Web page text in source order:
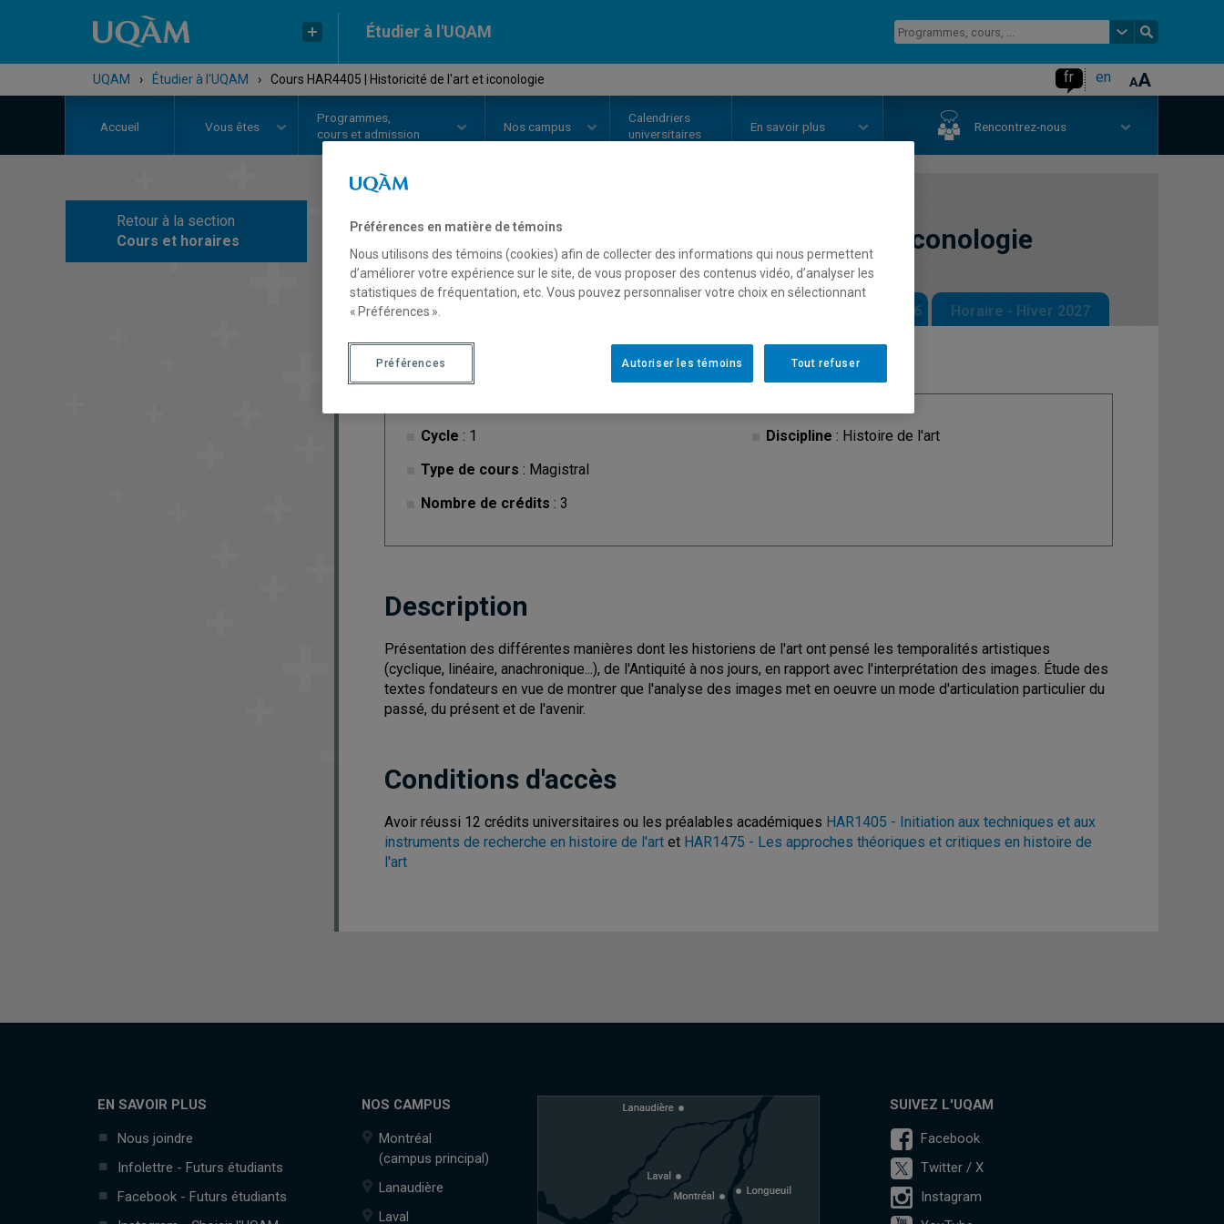
Étudier à l'UQAM
UQAM › Étudier à l'UQAM › Cours HAR4405 | Historicité de l'art et iconologie fr en
Accueil Vous êtes
Programmes,
cours et admission
Nos campus
Calendriers
universitaires
En savoir plus Rencontrez-nous
Retour à la section
Cours et horaires
COURS// HAR4405 Historicité de l'art et iconologie
Description Horaire - Automne 2026 Horaire - Hiver 2027
Cycle : 1
Type de cours : Magistral
Nombre de crédits : 3
Discipline : Histoire de l'art
Description
Présentation des différentes manières dont les historiens de l'art ont pensé les temporalités artistiques
(cyclique, linéaire, anachronique...), de l'Antiquité à nos jours, en rapport avec l'interprétation des images. Étude des
textes fondateurs en vue de montrer que l'analyse des images met en oeuvre un mode d'articulation particulier du
passé, du présent et de l'avenir.
Conditions d'accès
Avoir réussi 12 crédits universitaires ou les préalables académiques HAR1405 - Initiation aux techniques et aux
instruments de recherche en histoire de l'art et HAR1475 - Les approches théoriques et critiques en histoire de
l'art
EN SAVOIR PLUS
Nous joindre
Infolettre - Futurs étudiants
Facebook - Futurs étudiants
NOS CAMPUS
Montréal
(campus principal)
Lanaudière
Laval
SUIVEZ L'UQAM
Facebook
Twitter / X
Instagram
Préférences en matière de témoins
Nous utilisons des témoins (cookies) afin de collecter des informations qui nous permettent
d’améliorer votre expérience sur le site, de vous proposer des contenus vidéo, d’analyser les
statistiques de fréquentation, etc. Vous pouvez personnaliser votre choix en sélectionnant
« Préférences ».
Tout refuser
Autoriser les témoins
Préférences